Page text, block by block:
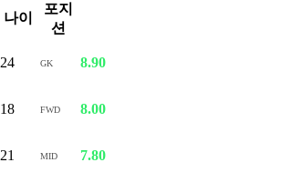
나이
포지
션
24 GK 8.90
18 FWD 8.00
21 MID 7.80